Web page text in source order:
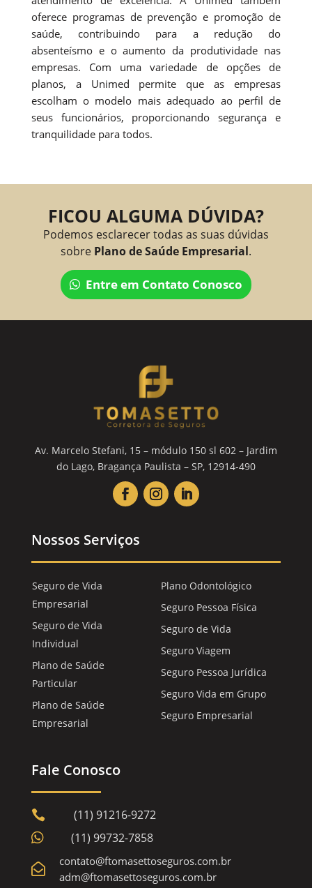
oferece programas de prevenção e promoção de
saúde, contribuindo para a redução do
absenteísmo e o aumento da produtividade nas
empresas. Com uma variedade de opções de
planos, a Unimed permite que as empresas
escolham o modelo mais adequado ao perfil de
seus funcionários, proporcionando segurança e
tranquilidade para todos.
FICOU ALGUMA DÚVIDA?
Podemos esclarecer todas as suas dúvidas
sobre Plano de Saúde Empresarial.
Entre em Contato Conosco
Av. Marcelo Stefani, 15 – módulo 150 sl 602 – Jardim
do Lago, Bragança Paulista – SP, 12914-490
Nossos Serviços
Seguro de Vida
Empresarial
Seguro de Vida
Individual
Plano de Saúde
Particular
Plano de Saúde
Empresarial
Plano Odontológico
Seguro Pessoa Física
Seguro de Vida
Seguro Viagem
Seguro Pessoa Jurídica
Seguro Vida em Grupo
Seguro Empresarial
Fale Conosco
 (11) 91216-9272
 (11) 99732-7858

contato@ftomasettoseguros.com.br
adm@ftomasettoseguros.com.br